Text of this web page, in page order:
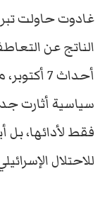
غادوت حاولت
الناتج عن
أحداث 7
سياسية أثارت
فقط لأدائها، بل
للاحتلال